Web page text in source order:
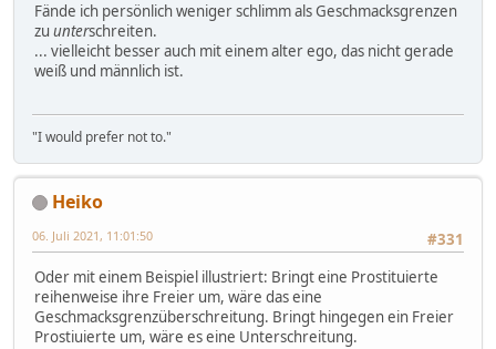
Fände ich persönlich weniger schlimm als Geschmacksgrenzen
zu unterschreiten.
... vielleicht besser auch mit einem alter ego, das nicht gerade
weiß und männlich ist.
"I would prefer not to."
Heiko
#331
06. Juli 2021, 11:01:50
Oder mit einem Beispiel illustriert: Bringt eine Prostituierte
reihenweise ihre Freier um, wäre das eine
Geschmacksgrenzüberschreitung. Bringt hingegen ein Freier
Prostiuierte um, wäre es eine Unterschreitung.